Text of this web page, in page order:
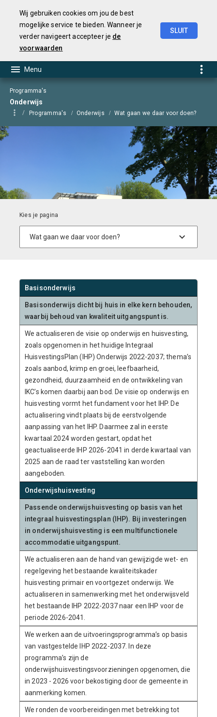
Wij gebruiken cookies om jou de best
mogelijke service te bieden. Wanneer je
verder navigeert accepteer je de
voorwaarden
SLUIT
Programma's
Onderwijs
Programma's Onderwijs Wat gaan we daar voor doen?
Basisonderwijs
Basisonderwijs dicht bij huis in elke kern behouden,
waarbij behoud van kwaliteit uitgangspunt is.
We actualiseren de visie op onderwijs en huisvesting,
zoals opgenomen in het huidige Integraal
HuisvestingsPlan (IHP) Onderwijs 2022-2037; thema’s
zoals aanbod, krimp en groei, leefbaarheid,
gezondheid, duurzaamheid en de ontwikkeling van
IKC’s komen daarbij aan bod. De visie op onderwijs en
huisvesting vormt het fundament voor het IHP. De
actualisering vindt plaats bij de eerstvolgende
aanpassing van het IHP. Daarmee zal in eerste
kwartaal 2024 worden gestart, opdat het
geactualiseerde IHP 2026-2041 in derde kwartaal van
2025 aan de raad ter vaststelling kan worden
aangeboden.
Onderwijshuisvesting
Passende onderwijshuisvesting op basis van het
integraal huisvestingsplan (IHP). Bij investeringen
in onderwijshuisvesting is een multifunctionele
accommodatie uitgangspunt.
We actualiseren aan de hand van gewijzigde wet- en
regelgeving het bestaande kwaliteitskader
huisvesting primair en voortgezet onderwijs. We
actualiseren in samenwerking met het onderwijsveld
het bestaande IHP 2022-2037 naar een IHP voor de
periode 2026-2041.
We werken aan de uitvoeringsprogramma’s op basis
van vastgestelde IHP 2022-2037. In deze
programma’s zijn de
onderwijshuisvestingsvoorzieningen opgenomen, die
in 2023 - 2026 voor bekostiging door de gemeente in
aanmerking komen.
We ronden de voorbereidingen met betrekking tot